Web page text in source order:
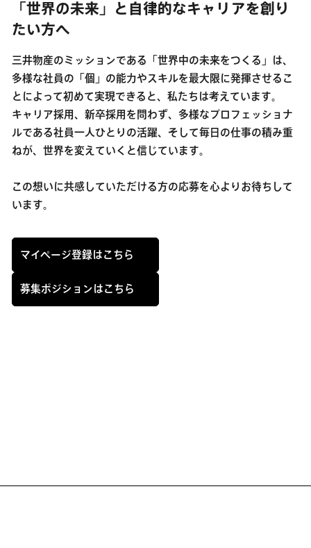
「世界の未来」と自律的なキャリアを創り
たい方へ
三井物産のミッションである「世界中の未来をつくる」は、
多様な社員の「個」の能力やスキルを最大限に発揮させるこ
とによって初めて実現できると、私たちは考えています。
キャリア採用、新卒採用を問わず、多様なプロフェッショナ
ルである社員一人ひとりの活躍、そして毎日の仕事の積み重
ねが、世界を変えていくと信じています。
この想いに共感していただける方の応募を心よりお待ちして
います。
マイページ登録はこちら
募集ポジションはこちら